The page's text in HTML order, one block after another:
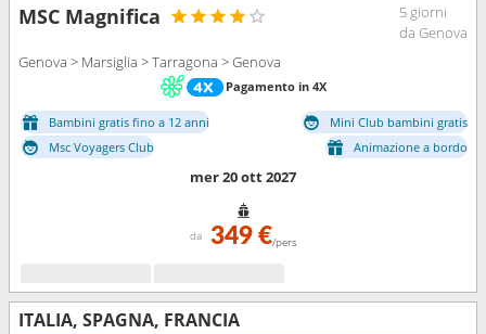
MSC Magnifica
5 giorni
da Genova
Genova > Marsiglia > Tarragona > Genova
Pagamento in 4X
Bambini gratis fino a 12 anni
Mini Club bambini gratis
Msc Voyagers Club
Animazione a bordo
mer 20 ott 2027
da 349 €/pers
ITALIA, SPAGNA, FRANCIA